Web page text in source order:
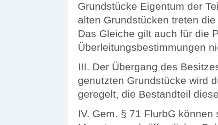
Grundstücke Eigentum der
alten Grundstücken treten
Das Gleiche gilt auch für die
Überleitungsbestimmungen
III. Der Übergang des
genutzten Grundstücke wird
geregelt, die Bestandteil
IV. Gem. § 71 FlurbG